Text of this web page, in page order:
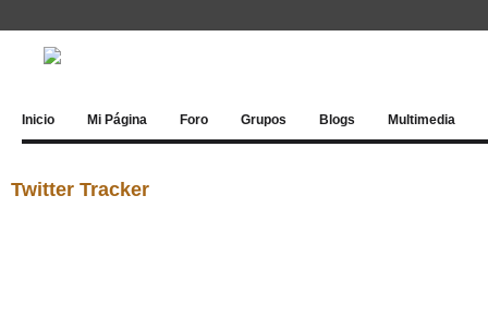
Inicio Mi Página Foro Grupos Blogs Multimedia
Twitter Tracker